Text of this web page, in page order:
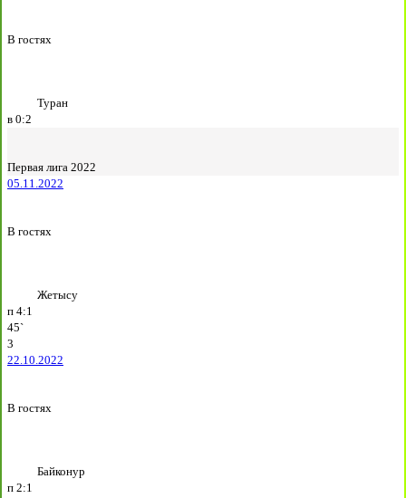
В гостях
Туран
в 0:2
Первая лига 2022
05.11.2022
В гостях
Жетысу
п 4:1
45`
3
22.10.2022
В гостях
Байконур
п 2:1